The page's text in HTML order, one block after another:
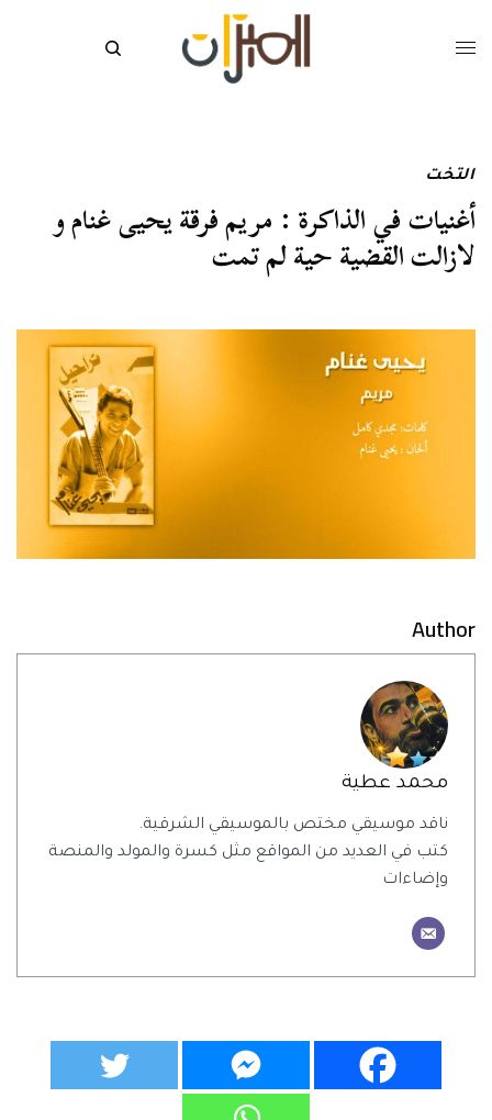
التخت
أغنيات في الذاكرة : مريم فرقة يحيى غنام و
لازالت القضية حية لم تمت
Author
محمد عطية
ناقد موسيقي مختص بالموسيقي الشرقية.
كتب في العديد من المواقع مثل كسرة والمولد والمنصة
وإضاءات